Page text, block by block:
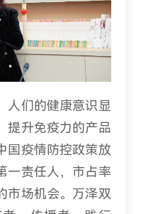
人们的健康意识显
提升免疫力的产品
国疫情防控政策放
一责任人，市占率
市场机会。万泽双